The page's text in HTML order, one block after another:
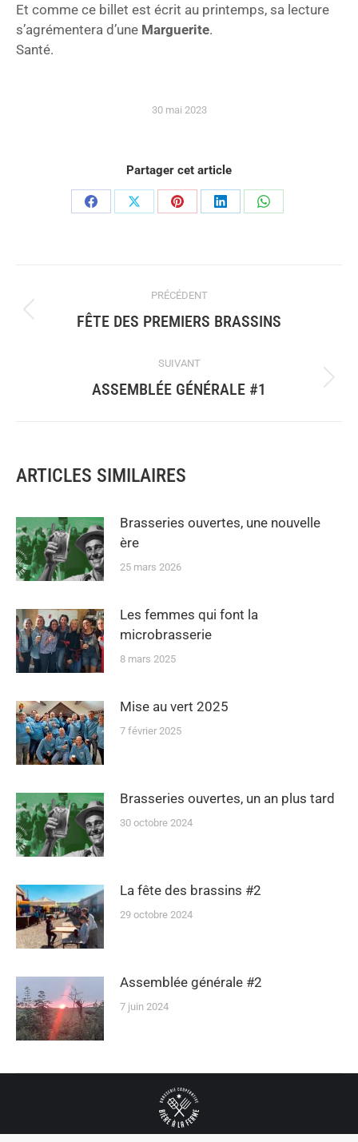
Et comme ce billet est écrit au printemps, sa lecture
s’agrémentera d’une Marguerite.
Santé.
30 mai 2023
Partager cet article
PRÉCÉDENT
FÊTE DES PREMIERS BRASSINS
SUIVANT
ASSEMBLÉE GÉNÉRALE #1
ARTICLES SIMILAIRES
Brasseries ouvertes, une nouvelle
ère
25 mars 2026
Les femmes qui font la
microbrasserie
8 mars 2025
Mise au vert 2025
7 février 2025
Brasseries ouvertes, un an plus tard
30 octobre 2024
La fête des brassins #2
29 octobre 2024
Assemblée générale #2
7 juin 2024